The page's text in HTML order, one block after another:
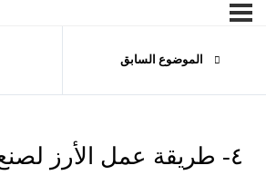
الموضوع السابق
٤- طريقة عمل الأرز لصنع المحشي.